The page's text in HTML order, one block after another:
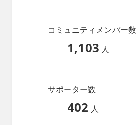
コミュニティメンバー数
1,103 人
サポーター数
402 人